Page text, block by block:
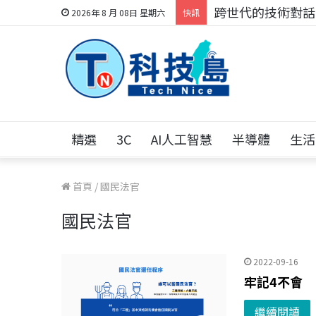
2026年 8 月 08日 星期六 快訊 科技人的經驗傳
精選 3C AI人工智慧 半導體 生活
首頁 /國民法官
國民法官
2022-09-16
牢記4不會
繼續閱讀